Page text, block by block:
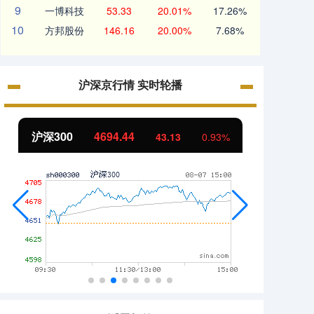
9 一博科技 53.33 20.01% 17.26%
10 方邦股份 146.16 20.00% 7.68%
沪深京行情 实时轮播
北证50 1134.24 11.37 1.01%